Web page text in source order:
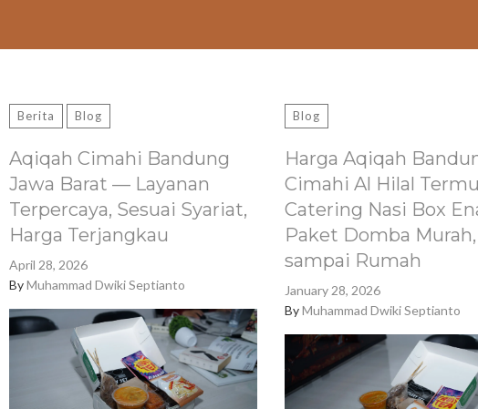
Berita Blog
Aqiqah Cimahi Bandung
Jawa Barat — Layanan
Terpercaya, Sesuai Syariat,
Harga Terjangkau
April 28, 2026
ByMuhammad Dwiki Septianto
Blog
Harga Aqiqah
Cimahi Al Hilal
Catering Nasi Box
Paket Domba
sampai Rumah
January 28, 2026
ByMuhammad Dwiki Septianto